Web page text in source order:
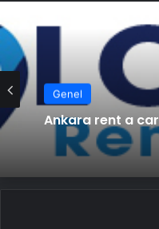
Genel
Ankara rent a car